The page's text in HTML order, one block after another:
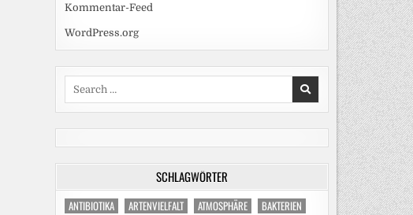
Kommentar-Feed
WordPress.org
SCHLAGWÖRTER
ANTIBIOTIKA ARTENVIELFALT ATMOSPHÄRE
BAKTERIEN